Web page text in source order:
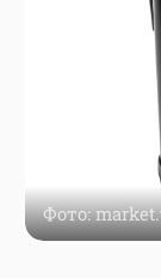
Фото: